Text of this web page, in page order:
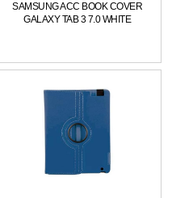
SAMSUNG ACC BOOK COVER
GALAXY TAB 3 7.0 WHITE